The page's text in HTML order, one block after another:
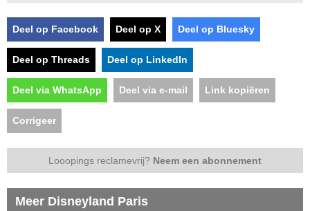
Deel op Facebook Deel op X Deel op Bluesky
Deel op Threads Deel op LinkedIn
Deel via WhatsApp Deel via e-mail Link kopiëren
Corrigeer
Looopings reclamevrij? Neem een abonnement
Meer Disneyland Paris